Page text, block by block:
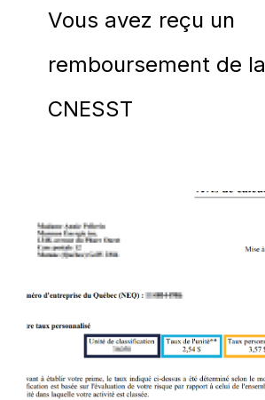
Vous avez reçu un
remboursement de la
CNESST